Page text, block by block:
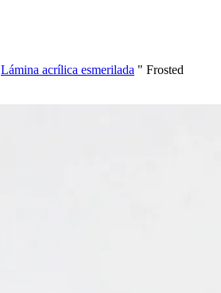
Lámina acrílica esmerilada " Frosted